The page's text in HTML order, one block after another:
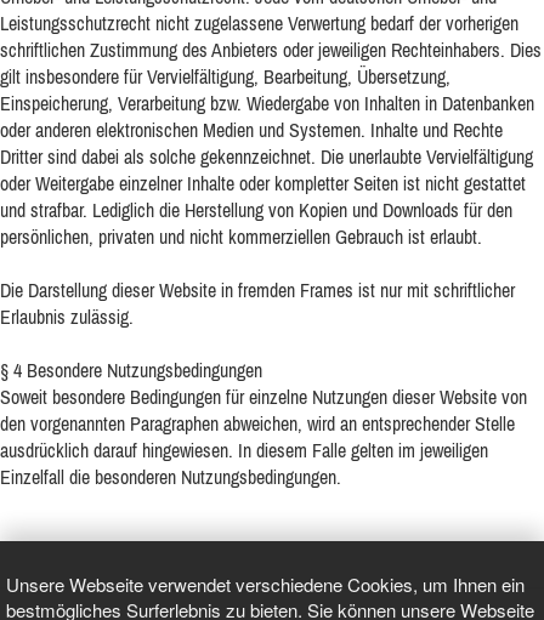
Unsere Webseite verwendet verschiedene Cookies, um Ihnen ein
bestmögliches Surferlebnis zu bieten. Sie können unsere Webseite
Leistungsschutzrecht nicht zugelassene Verwertung bedarf der vorherigen
schriftlichen Zustimmung des Anbieters oder jeweiligen Rechteinhabers. Dies
gilt insbesondere für Vervielfältigung, Bearbeitung, Übersetzung,
Einspeicherung, Verarbeitung bzw. Wiedergabe von Inhalten in Datenbanken
oder anderen elektronischen Medien und Systemen. Inhalte und Rechte
Dritter sind dabei als solche gekennzeichnet. Die unerlaubte Vervielfältigung
oder Weitergabe einzelner Inhalte oder kompletter Seiten ist nicht gestattet
und strafbar. Lediglich die Herstellung von Kopien und Downloads für den
persönlichen, privaten und nicht kommerziellen Gebrauch ist erlaubt.
Die Darstellung dieser Website in fremden Frames ist nur mit schriftlicher
Erlaubnis zulässig.
§ 4 Besondere Nutzungsbedingungen
Soweit besondere Bedingungen für einzelne Nutzungen dieser Website von
den vorgenannten Paragraphen abweichen, wird an entsprechender Stelle
ausdrücklich darauf hingewiesen. In diesem Falle gelten im jeweiligen
Einzelfall die besonderen Nutzungsbedingungen.